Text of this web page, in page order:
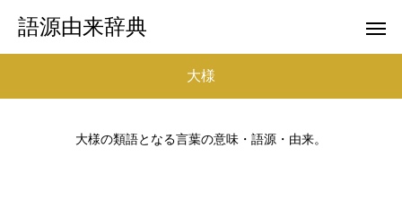
語源由来辞典
大様
大様の類語となる言葉の意味・語源・由来。